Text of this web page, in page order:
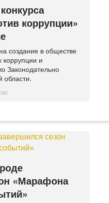
коррупции»
создание в обществе
коррупции и
Законодательно
области.
«Марафона